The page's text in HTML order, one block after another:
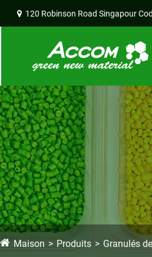
120 Robinson Road Singapour
Maison Produits Granulés